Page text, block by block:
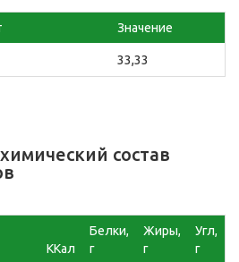
Значение
33,33
состав
ККал
Белки,
г
Жиры,
г
Угл,
г